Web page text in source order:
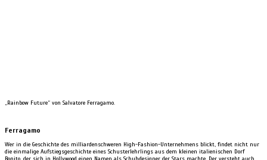
„Rainbow Future“ von Salvatore Ferragamo.
Ferragamo
Wer in die Geschichte des milliardenschweren High-Fashion-Unternehmens blickt, findet nicht nur
die einmalige Aufstiegsgeschichte eines Schusterlehrlings aus dem kleinen italienischen Dorf